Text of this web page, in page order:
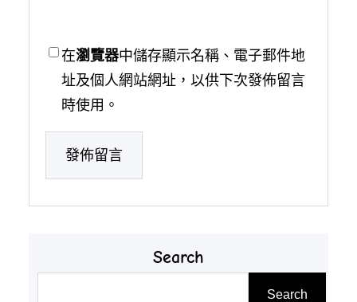
在瀏覽器中儲存顯示名稱、電子郵件地
址及個人網站網址，以供下次發佈留言
時使用。
Search
Search